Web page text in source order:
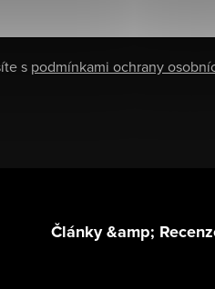
s podmínkami ochrany
Články &amp;